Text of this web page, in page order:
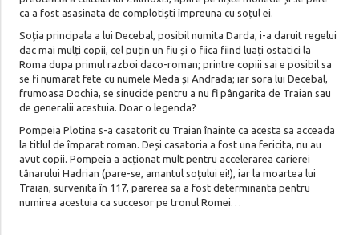
ca a fost asasinata de complotiști împreuna cu soțul ei.
Soția principala a lui Decebal, posibil numita Darda, i-a daruit regelui
dac mai mulți copii, cel puțin un fiu și o fiica fiind luați ostatici la
Roma dupa primul razboi daco-roman; printre copiii sai e posibil sa
se fi numarat fete cu numele Meda și Andrada; iar sora lui Decebal,
frumoasa Dochia, se sinucide pentru a nu fi pângarita de Traian sau
de generalii acestuia. Doar o legenda?
Pompeia Plotina s-a casatorit cu Traian înainte ca acesta sa acceada
la titlul de împarat roman. Deși casatoria a fost una fericita, nu au
avut copii. Pompeia a acționat mult pentru accelerarea carierei
tânarului Hadrian (pare-se, amantul soțului ei!), iar la moartea lui
Traian, survenita în 117, parerea sa a fost determinanta pentru
numirea acestuia ca succesor pe tronul Romei…